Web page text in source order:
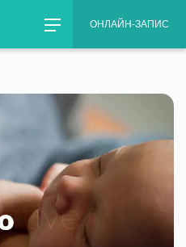
ОНЛАЙН-ЗАПИС